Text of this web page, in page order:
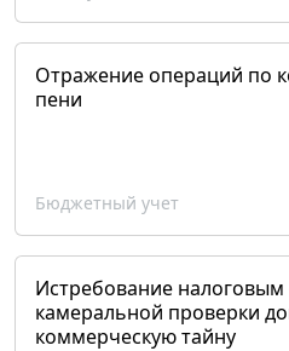
Отражение операций по
пени
Бюджетный учет
Истребование
камеральной проверки
коммерческую тайну